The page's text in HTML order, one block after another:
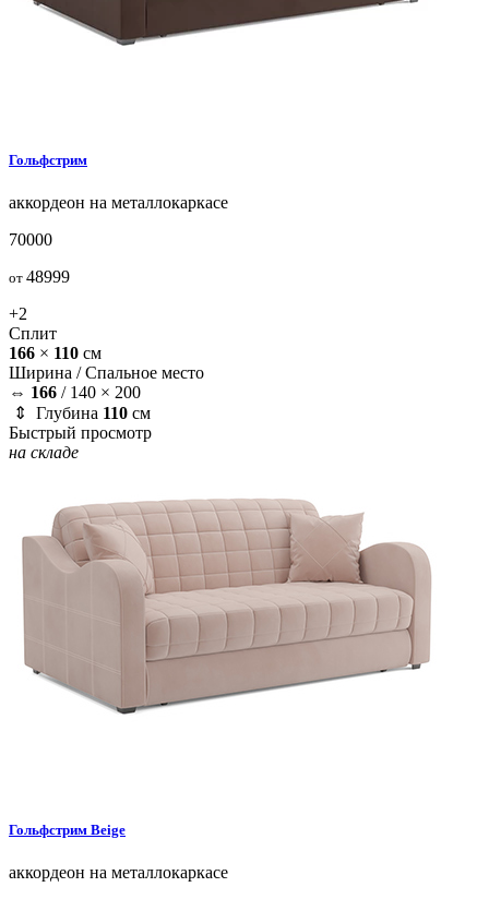
Гольфстрим
аккордеон на металлокаркасе
70000
от 48999
+2
Сплит
166 × 110 см
Ширина /Спальное место
⇔ 166 / 140 × 200
⇕ Глубина 110 см
Быстрый просмотр
на складе
Гольфстрим Beige
аккордеон на металлокаркасе